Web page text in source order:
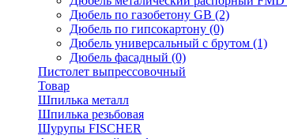
Дюбель по газобетону GB (2)
Дюбель по гипсокартону (0)
Дюбель универсальный с брутом (1)
Дюбель фасадный (0)
Пистолет выпрессовочный
Товар
Шпилька металл
Шпилька резьбовая
Шурупы FISCHER